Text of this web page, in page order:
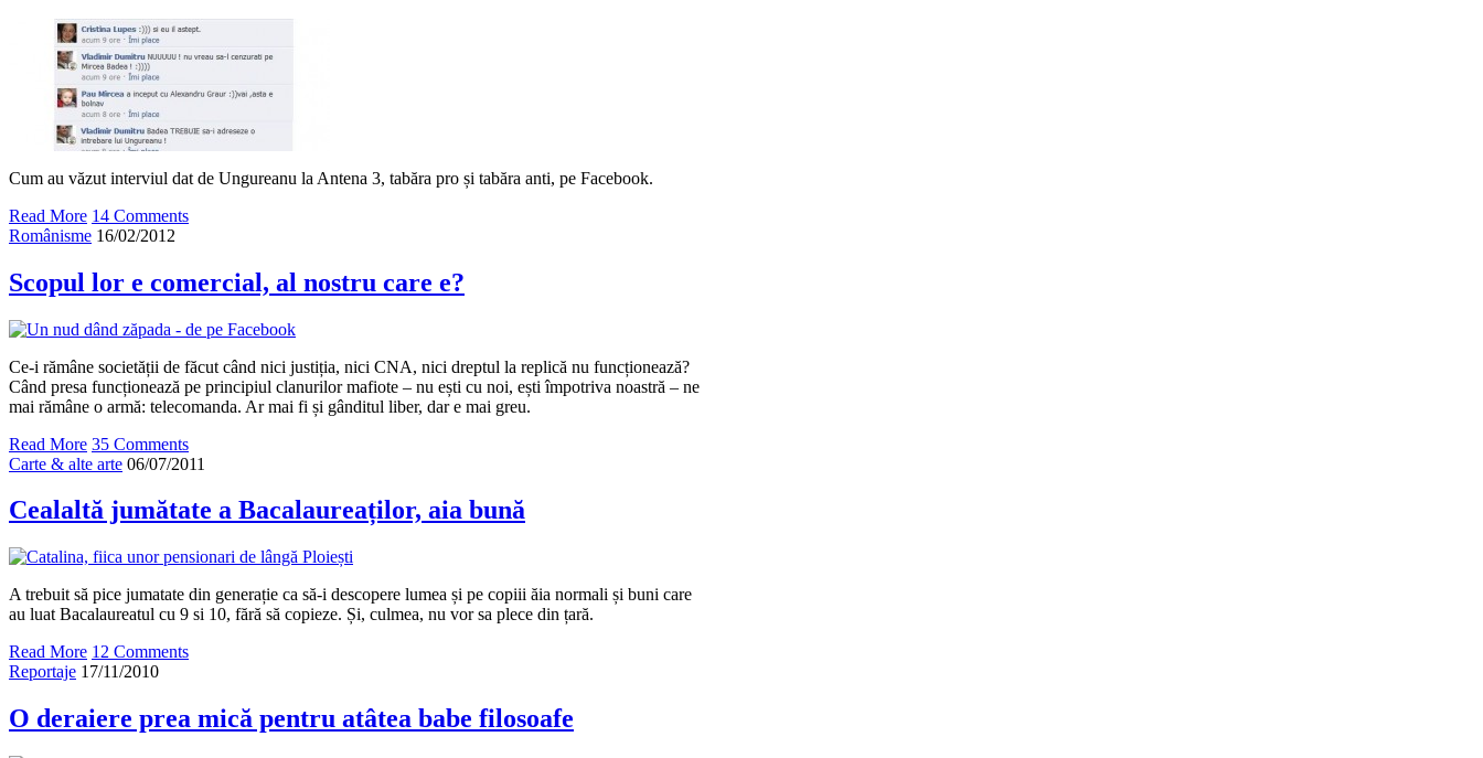
Cum au văzut interviul dat de Ungureanu la Antena 3, tabăra pro și tabăra anti, pe Facebook.
Read More 14 Comments
Românisme 16/02/2012
Scopul lor e comercial, al nostru care e?
Ce-i rămâne societății de făcut când nici justiția, nici CNA, nici dreptul la replică nu funcționează?
Când presa funcționează pe principiul clanurilor mafiote – nu ești cu noi, ești împotriva noastră – ne
mai rămâne o armă: telecomanda. Ar mai fi și gânditul liber, dar e mai greu.
Read More 35 Comments
Carte & alte arte 06/07/2011
Cealaltă jumătate a Bacalaureaților, aia bună
A trebuit să pice jumatate din generație ca să-i descopere lumea și pe copiii ăia normali și buni care
au luat Bacalaureatul cu 9 si 10, fără să copieze. Și, culmea, nu vor sa plece din țară.
Read More 12 Comments
Reportaje 17/11/2010
O deraiere prea mică pentru atâtea babe filosoafe